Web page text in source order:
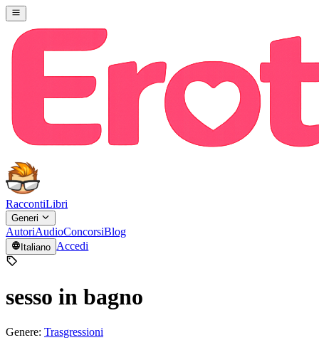
RaccontiLibri
Generi
AutoriAudioConcorsiBlog
Italiano Accedi
sesso in bagno
Genere: Trasgressioni